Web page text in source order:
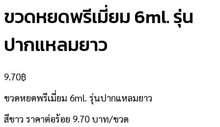
ขวดหยดพรีเมี่ยม 6ml. รุ่น
ปากแหลมยาว
9.70฿
ขวดหยดพรีเมี่ยม 6ml. รุ่นปากแหลมยาว
สีขาว ราคาต่อร้อย 9.70 บาท/ขวด